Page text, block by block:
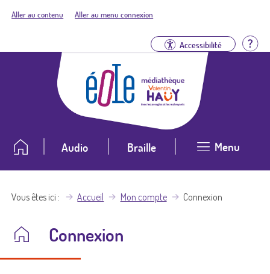
Aller au contenu Aller au menu connexion
Accessibilité
Audio Braille Menu
Vous êtes ici Accueil Mon compte Connexion
Connexion